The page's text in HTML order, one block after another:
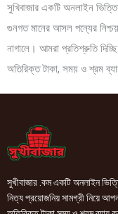
সুখিবাজার একটি অনলাইন
গুনগত মানের আসল পন্যের
নাগালে। আমরা প্রতিশ্রুতি
অতিরিক্ত টাকা, সময় ও শ্রম
সুখীবাজার .কম একটি অনলাইন
নিত্য প্রয়োজনিয় সামগ্রী নিয়ে